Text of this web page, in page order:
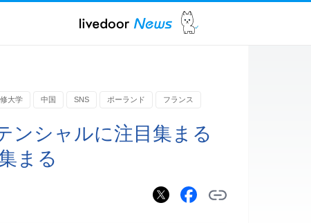
大学 中国 SNS ポーランド フランス
ンシャルに注目集まる
まる